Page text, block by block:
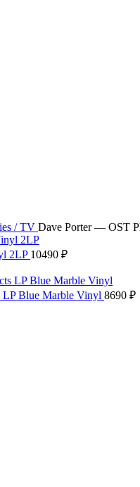
/ TV Dave Porter — OST
2LP 10490 ₽
LP Blue Marble Vinyl 8690 ₽